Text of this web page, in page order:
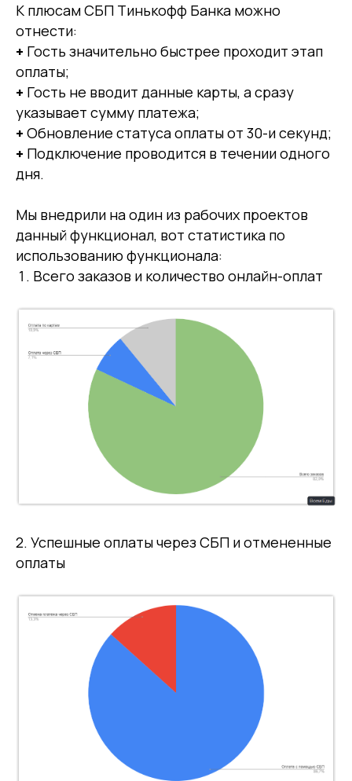
К плюсам СБП Тинькофф Банка можно
отнести:
+ Гость значительно быстрее проходит этап
оплаты;
+ Гость не вводит данные карты, а сразу
указывает сумму платежа;
+ Обновление статуса оплаты от 30-и секунд;
+ Подключение проводится в течении одного
дня.
Мы внедрили на один из рабочих проектов
данный функционал, вот статистика по
использованию функционала:
Всего заказов и количество онлайн-оплат
2. Успешные оплаты через СБП и отмененные
оплаты